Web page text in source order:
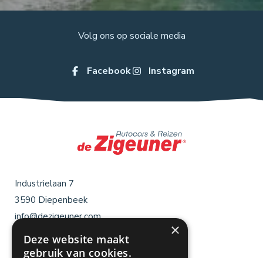
Volg ons op sociale media
Facebook Instagram
Industrielaan 7
3590 Diepenbeek
info@dezigeuner.com
+32 11 35 04 04 ×
Deze website maakt
gebruik van cookies.